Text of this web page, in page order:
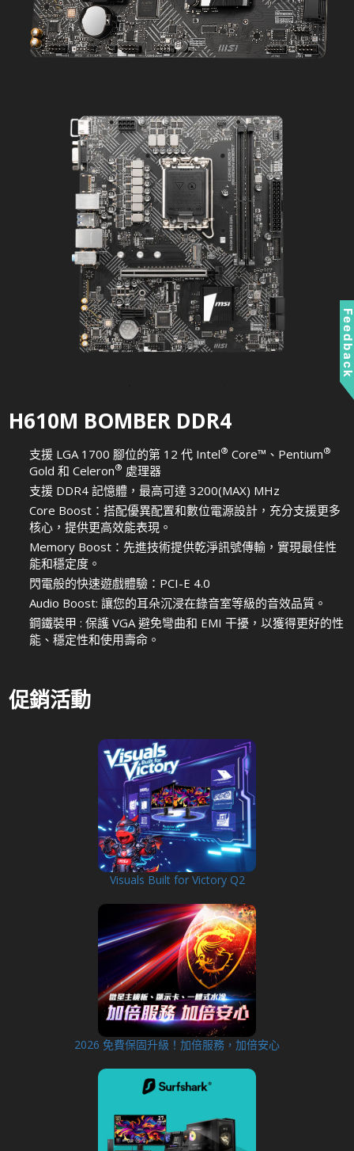
H610M BOMBER DDR4
支援 LGA 1700 腳位的第 12 代 Intel® Core™、Pentium®
Gold 和 Celeron® 處理器
支援 DDR4 記憶體，最高可達 3200(MAX) MHz
Core Boost：搭配優異配置和數位電源設計，充分支援更多
核心，提供更高效能表現。
Memory Boost：先進技術提供乾淨訊號傳輸，實現最佳性
能和穩定度。
閃電般的快速遊戲體驗：PCI-E 4.0
Audio Boost: 讓您的耳朵沉浸在錄音室等級的音效品質。
鋼鐵裝甲 : 保護 VGA 避免彎曲和 EMI 干擾，以獲得更好的性
能、穩定性和使用壽命。
促銷活動
Visuals Built for Victory Q2
2026 免費保固升級！加倍服務，加倍安心